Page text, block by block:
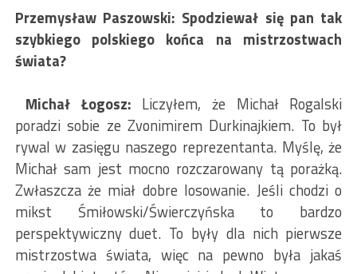
Przemysław Paszowski: Spodziewał się pan tak
szybkiego polskiego końca na mistrzostwach
świata?
Michał Łogosz: Liczyłem, że Michał Rogalski
poradzi sobie ze Zvonimirem Durkinajkiem. To był
rywal w zasięgu naszego reprezentanta. Myślę, że
Michał sam jest mocno rozczarowany tą porażką.
Zwłaszcza że miał dobre losowanie. Jeśli chodzi o
mikst Śmiłowski/Świerczyńska to bardzo
perspektywiczny duet. To były dla nich pierwsze
mistrzostwa świata, więc na pewno była jakaś